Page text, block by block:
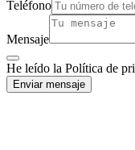
Teléfono
Mensaje
He leído la Política de
Enviar mensaje